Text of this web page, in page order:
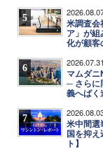
5
米調査会
ア」が
化が顧客
6 2026.07.31
マムダ
─ さらに
義へばく
7
米中間選
国を抑
ト】